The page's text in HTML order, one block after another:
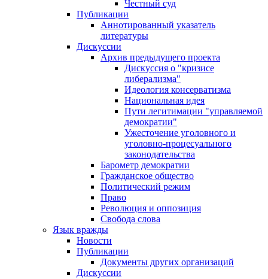
Честный суд
Публикации
Аннотированный указатель
литературы
Дискуссии
Архив предыдущего проекта
Дискуссия о "кризисе
либерализма"
Идеология консерватизма
Национальная идея
Пути легитимации "управляемой
демократии"
Ужесточение уголовного и
уголовно-процесуального
законодательства
Барометр демократии
Гражданское общество
Политический режим
Право
Революция и оппозиция
Свобода слова
Язык вражды
Новости
Публикации
Документы других организаций
Дискуссии